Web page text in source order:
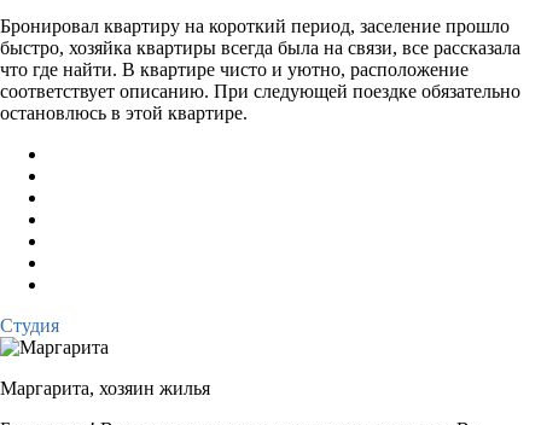
Бронировал квартиру на короткий период, заселение прошло
быстро, хозяйка квартиры всегда была на связи, все рассказала
что где найти. В квартире чисто и уютно, расположение
соответствует описанию. При следующей поездке обязательно
остановлюсь в этой квартире.
Студия
Маргарита, хозяин жилья